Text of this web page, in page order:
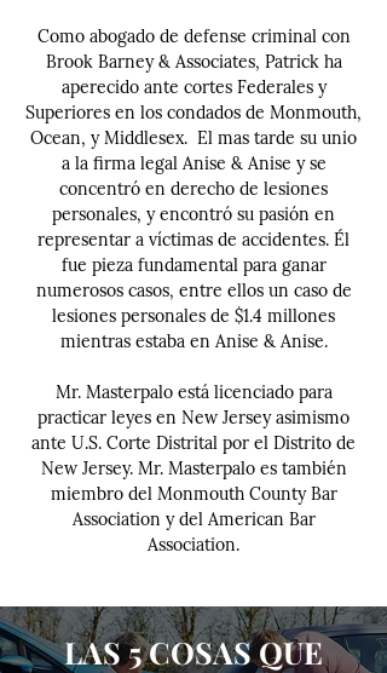
Como abogado de defense criminal con
Brook Barney & Associates, Patrick ha
aperecido ante cortes Federales y
Superiores en los condados de Monmouth,
Ocean, y Middlesex. El mas tarde su unio
a la firma legal Anise & Anise y se
concentró en derecho de lesiones
personales, y encontró su pasión en
representar a víctimas de accidentes. Él
fue pieza fundamental para ganar
numerosos casos, entre ellos un caso de
lesiones personales de $1.4 millones
mientras estaba en Anise & Anise.
Mr. Masterpalo está licenciado para
practicar leyes en New Jersey asimismo
ante U.S. Corte Distrital por el Distrito de
New Jersey. Mr. Masterpalo es también
miembro del Monmouth County Bar
Association y del American Bar
Association.
LAS 5 COSAS QUE